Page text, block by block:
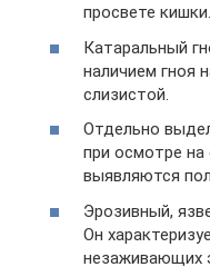
просвете кишки.
Катаральный
наличием гноя
слизистой.
Отдельно
при осмотре на
выявляются
Эрозивный,
Он
незаживающих